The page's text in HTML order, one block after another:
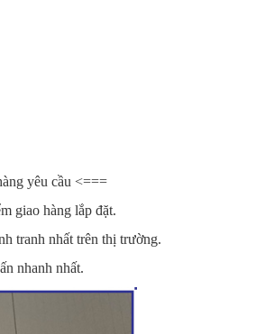
yêu cầu <===
giao hàng lắp đặt.
tranh nhất trên thị trường.
nhanh nhất.